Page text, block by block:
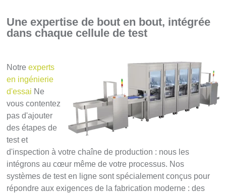
Une expertise de bout en bout, intégrée
dans chaque cellule de test
Notreexperts
en ingénierie
d'essai Ne
vous contentez
pas d'ajouter
des étapes de
test et
d'inspection à votre chaîne de production : nous les
intégrons au cœur même de votre processus. Nos
systèmes de test en ligne sont spécialement conçus pour
répondre aux exigences de la fabrication moderne : des